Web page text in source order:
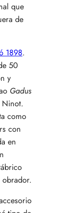
que
de
1898.
50
y
Gadus
Ninot.
como
con
en
obrador.